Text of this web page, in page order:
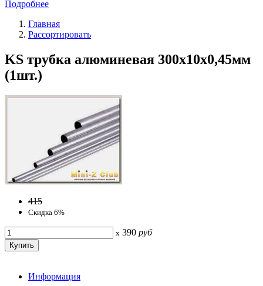
Подробнее
Главная
Рассортировать
KS трубка алюминевая 300х10x0,45мм
(1шт.)
415
Скидка 6%
x 390 руб
Информация